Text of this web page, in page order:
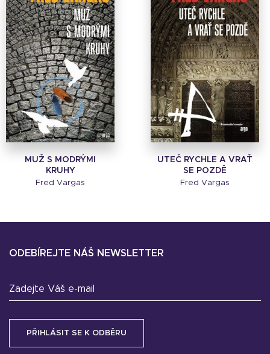
MUŽ S MODRÝMI
KRUHY
Fred Vargas
UTEČ RYCHLE A VRAŤ
SE POZDĚ
Fred Vargas
ODEBÍREJTE NÁŠ NEWSLETTER
Zadejte Váš e-mail